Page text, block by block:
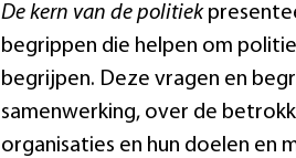
De kern van de politiek
begrippen die helpen om
begrijpen. Deze vragen en
samenwerking, over de
organisaties en hun doelen en